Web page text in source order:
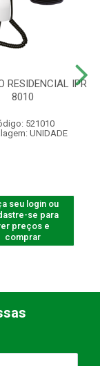
RESIDENCIAL IPR
8010
521010
UNIDADE
seu login ou
se para
preços e
comprar